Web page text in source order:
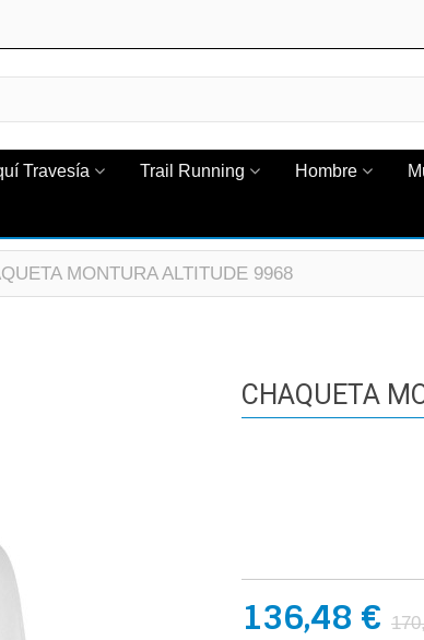
Travesía Trail Running Hombre
MONTURA ALTITUDE 9968
CHAQUETA
136,48 €